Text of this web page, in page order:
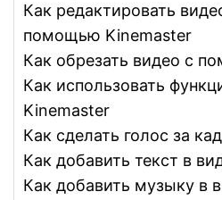
Как редактировать
помощью Kinemaster
Как обрезать видео с
Как использовать
Kinemaster
Как сделать голос за
Как добавить текст в
Как добавить музыку в